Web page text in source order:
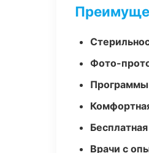
Фото-
Программы
Врачи с